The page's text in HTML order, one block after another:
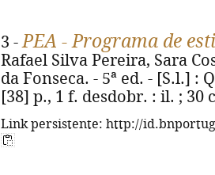
3 -PEA - Programa de
Rafael Silva Pereira, Sara
da Fonseca. - 5ª ed. - [S.l.] :
[38] p., 1 f. desdobr. : il. ; 30
Link persistente: http://